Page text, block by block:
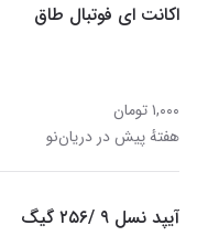
اکانت ای فوتبال طاق
۱,۰۰۰ تومان
هفتهٔ پیش در دریان‌نو
آیپد نسل ۹ /۲۵۶ گیگ